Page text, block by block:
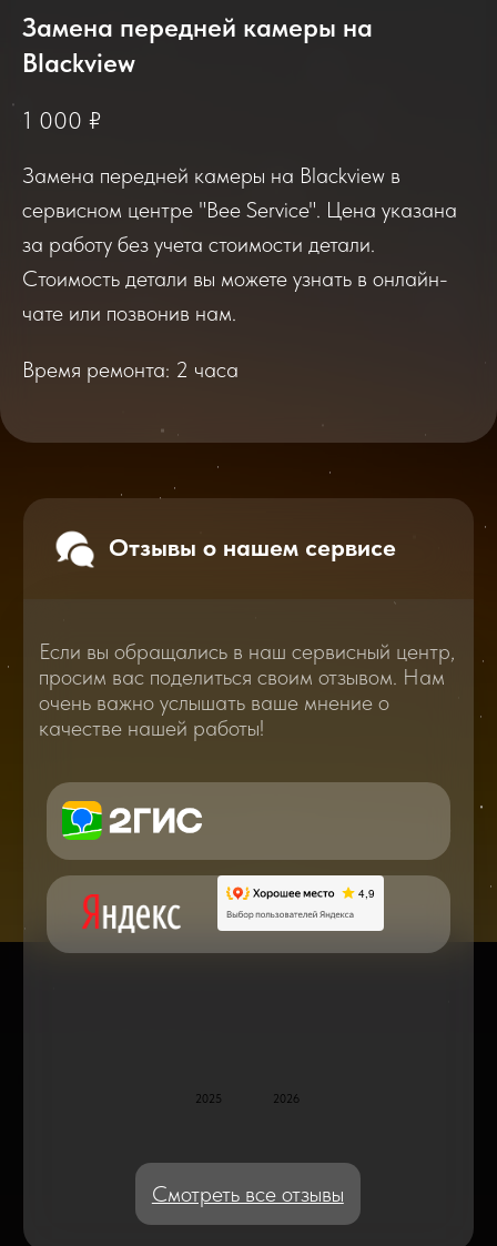
Замена передней камеры на
Blackview
1 000 ₽
Замена передней камеры на Blackview в
сервисном центре "Bee Service". Цена указана
за работу без учета стоимости детали.
Стоимость детали вы можете узнать в онлайн-
чате или позвонив нам.
Время ремонта: 2 часа
Если вы обращались в наш сервисный центр,
просим вас поделиться своим отзывом. Нам
очень важно услышать ваше мнение о
качестве нашей работы!
Отзывы о нашем сервисе
Смотреть все отзывы
по ремонту в онлайн в чате
Блог статей - важное,
полезное, новое
В нашем блоге статей мы расскажем
Вам о самом важном, полезном и новом